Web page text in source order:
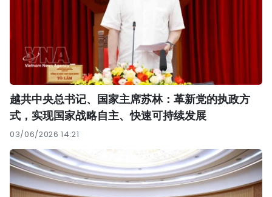
越共中央总书记、国家主席苏林：革新党的执政方
式，实现国家战略自主、快速可持续发展
03/06/2026 14:21